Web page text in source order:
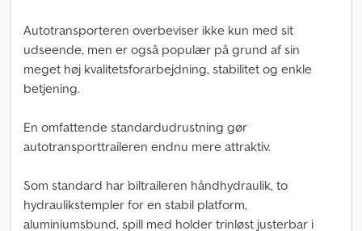
Autotransporteren overbeviser ikke kun med sit
udseende, men er også populær på grund af sin
meget høj kvalitetsforarbejdning, stabilitet og enkle
betjening.
En omfattende standardudrustning gør
autotransporttraileren endnu mere attraktiv.
Som standard har biltraileren håndhydraulik, to
hydraulikstempler for en stabil platform,
aluminiumsbund, spill med holder trinløst justerbar i